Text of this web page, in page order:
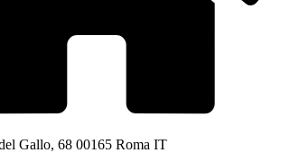
Gallo, 68 00165 Roma IT